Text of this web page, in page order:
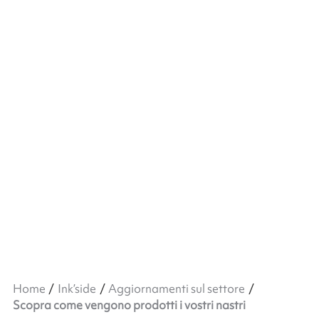
Home Ink’side
Aggiornamenti sul settore
Scopra come vengono prodotti i vostri nastri